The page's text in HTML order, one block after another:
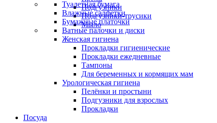
Подгузники
Подгузники-трусики
Мыло
Туалетная бумага
Влажные салфетки
Бумажные платочки
Ватные палочки и диски
Женская гигиена
Прокладки гигиенические
Прокладки ежедневные
Тампоны
Для беременных и кормящих мам
Урологическая гигиена
Пелёнки и простыни
Подгузники для взрослых
Прокладки
Посуда